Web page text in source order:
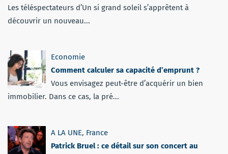
Les téléspectateurs d’Un si grand soleil s’apprêtent à
découvrir un nouveau...
Economie
Comment calculer sa capacité d’emprunt ?
Vous envisagez peut-être d’acquérir un bien
immobilier. Dans ce cas, la pré...
A LA UNE, France
Patrick Bruel : ce détail sur son concert au